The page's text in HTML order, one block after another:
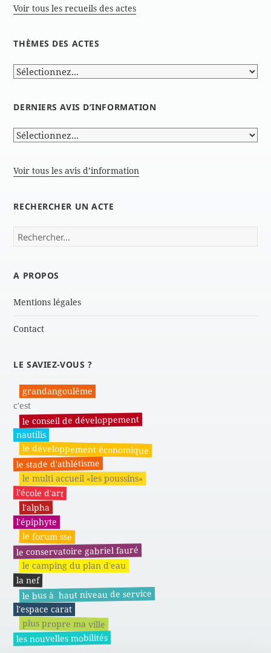
Voir tous les recueils des actes
THÈMES DES ACTES
DERNIERS AVIS D’INFORMATION
Voir tous les avis d’information
RECHERCHER UN ACTE
Rechercher :
A PROPOS
Mentions légales
Contact
LE SAVIEZ-VOUS ?
grandangoulême
c'est
le conseil de développement
nautilis
le développement économique
le stade d'athlétisme
le multi accueil «les poussins»
l'école d'art
l'alpha
l'épiphyte
le forum sse
le conservatoire gabriel fauré
le camping du plan d'eau
la nef
le bus à haut niveau de service
l'espace carat
plus propre ma ville
les nouvelles mobilités